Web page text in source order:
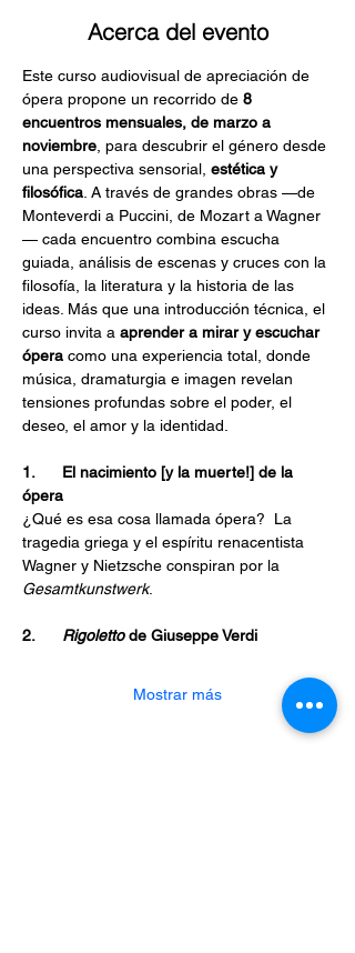
Acerca del evento
Este curso audiovisual de apreciación de
ópera propone un recorrido de 8
encuentros mensuales, de marzo a
noviembre , para descubrir el género desde
una perspectiva sensorial, estética y
filosófica . A través de grandes obras —de
Monteverdi a Puccini, de Mozart a Wagner
— cada encuentro combina escucha
guiada, análisis de escenas y cruces con la
filosofía, la literatura y la historia de las
ideas. Más que una introducción técnica, el
curso invita a aprender a mirar y escuchar
ópera como una experiencia total, donde
música, dramaturgia e imagen revelan
tensiones profundas sobre el poder, el
deseo, el amor y la identidad.
1.      El nacimiento [y la muerte!] de la
ópera
¿Qué es esa cosa llamada ópera?  La
tragedia griega y el espíritu renacentista
Wagner y Nietzsche conspiran por la
Gesamtkunstwerk.
2. Rigoletto de Giuseppe Verdi
Mostrar más